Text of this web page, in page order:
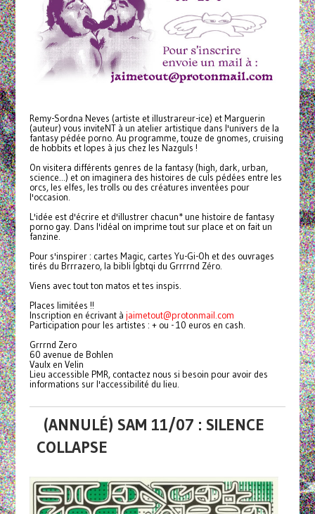
Remy-Sordna Neves (artiste et illustrareur-ice) et Marguerin
(auteur) vous inviteNT à un atelier artistique dans l'univers de la
fantasy pédée porno. Au programme, touze de gnomes, cruising
de hobbits et lopes à jus chez les Nazguls !
On visitera différents genres de la fantasy (high, dark, urban,
science...) et on imaginera des histoires de culs pédées entre les
orcs, les elfes, les trolls ou des créatures inventées pour
l'occasion.
L'idée est d'écrire et d'illustrer chacun* une histoire de fantasy
porno gay. Dans l'idéal on imprime tout sur place et on fait un
fanzine.
Pour s'inspirer : cartes Magic, cartes Yu-Gi-Oh et des ouvrages
tirés du Brrrazero, la bibli lgbtqi du Grrrrnd Zéro.
Viens avec tout ton matos et tes inspis.
Places limitées !!
Inscription en écrivant à jaimetout@protonmail.com
Participation pour les artistes : + ou - 10 euros en cash.
Grrrnd Zero
60 avenue de Bohlen
Vaulx en Velin
Lieu accessible PMR, contactez nous si besoin pour avoir des
informations sur l'accessibilité du lieu.
(ANNULÉ) SAM 11/07 : SILENCE
COLLAPSE